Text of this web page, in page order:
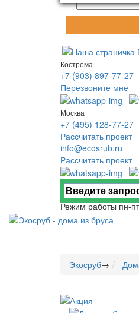
Кострома
+7 (903) 897-77-27
Перезвоните мне
Москва
+7 (495) 128-77-27
Рассчитать проект
info@ecosrub.ru
Рассчитать проект
Режим работы пн-
Экосруб→